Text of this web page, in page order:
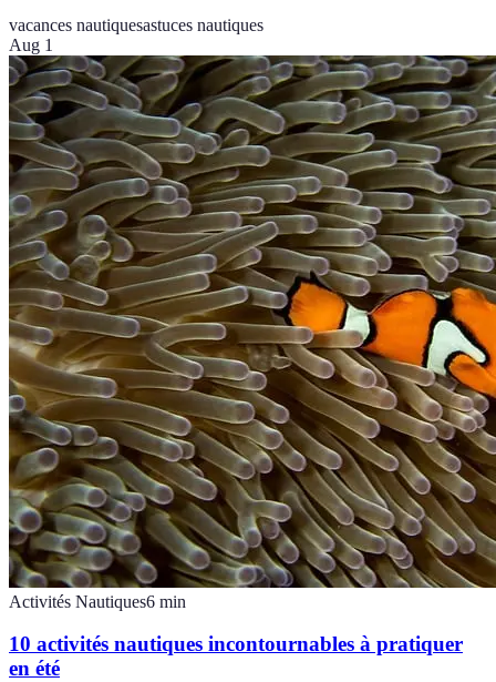
vacances nautiquesastuces nautiques
Aug 1
Activités Nautiques6 min
10 activités nautiques incontournables à pratiquer
en été